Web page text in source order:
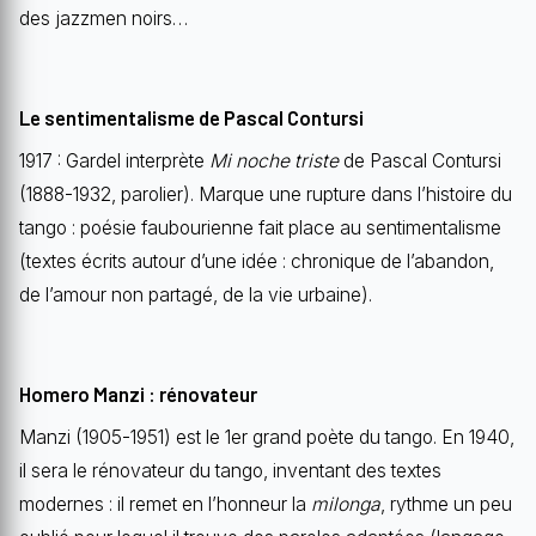
des jazzmen noirs…
Le sentimentalisme de Pascal Contursi
1917 : Gardel interprète Mi noche tristede Pascal Contursi
(1888-1932, parolier). Marque une rupture dans l’histoire du
tango : poésie faubourienne fait place au sentimentalisme
(textes écrits autour d’une idée : chronique de l’abandon,
de l’amour non partagé, de la vie urbaine).
Homero Manzi : rénovateur
Manzi (1905-1951) est le 1er grand poète du tango. En 1940,
il sera le rénovateur du tango, inventant des textes
modernes : il remet en l’honneur la milonga , rythme un peu